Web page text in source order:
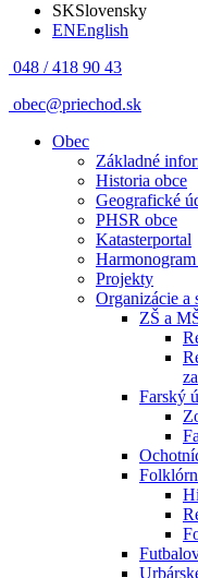
SKSlovensky
ENEnglish
048 / 418 90 43
obec@priechod.sk
Obec
Základné
Historia obce
Geografické
PHSR obce
Katasterportal
Projekty
Organizácie a
ZŠ a
Farský